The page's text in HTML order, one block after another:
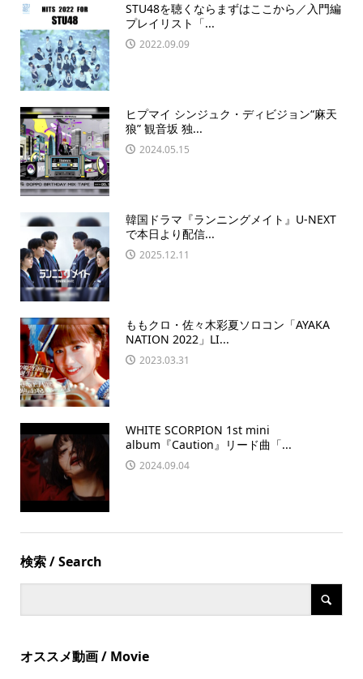
STU48を聴くならまずはここから／入門編
プレイリスト「...
2022.09.09
ヒプマイ シンジュク・ディビジョン“麻天
狼” 観音坂 独...
2024.05.15
韓国ドラマ『ランニングメイト』U-NEXT
で本日より配信...
2025.12.11
ももクロ・佐々木彩夏ソロコン「AYAKA
NATION 2022」LI...
2023.03.31
WHITE SCORPION 1st mini
album『Caution』リード曲「...
2024.09.04
検索 / Search
オススメ動画 / Movie